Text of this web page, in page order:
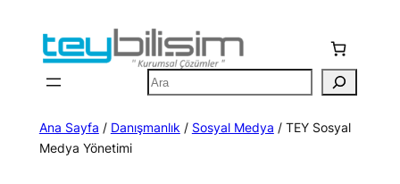
Ara
Ana Sayfa / Danışmanlık / Sosyal Medya / TEY Sosyal
Medya Yönetimi